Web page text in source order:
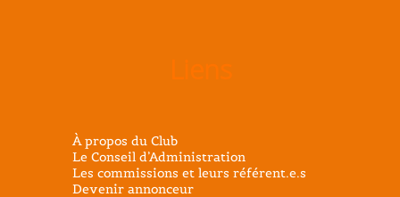
À propos du Club
Le Conseil d’Administration
Les commissions et leurs référent.e.s
Devenir annonceur